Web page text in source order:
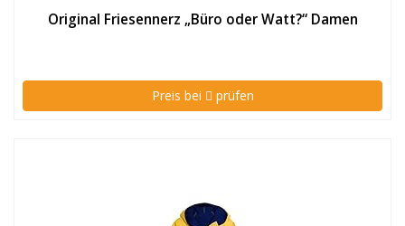
Original Friesennerz „Büro oder Watt?“ Damen
Preis bei prüfen